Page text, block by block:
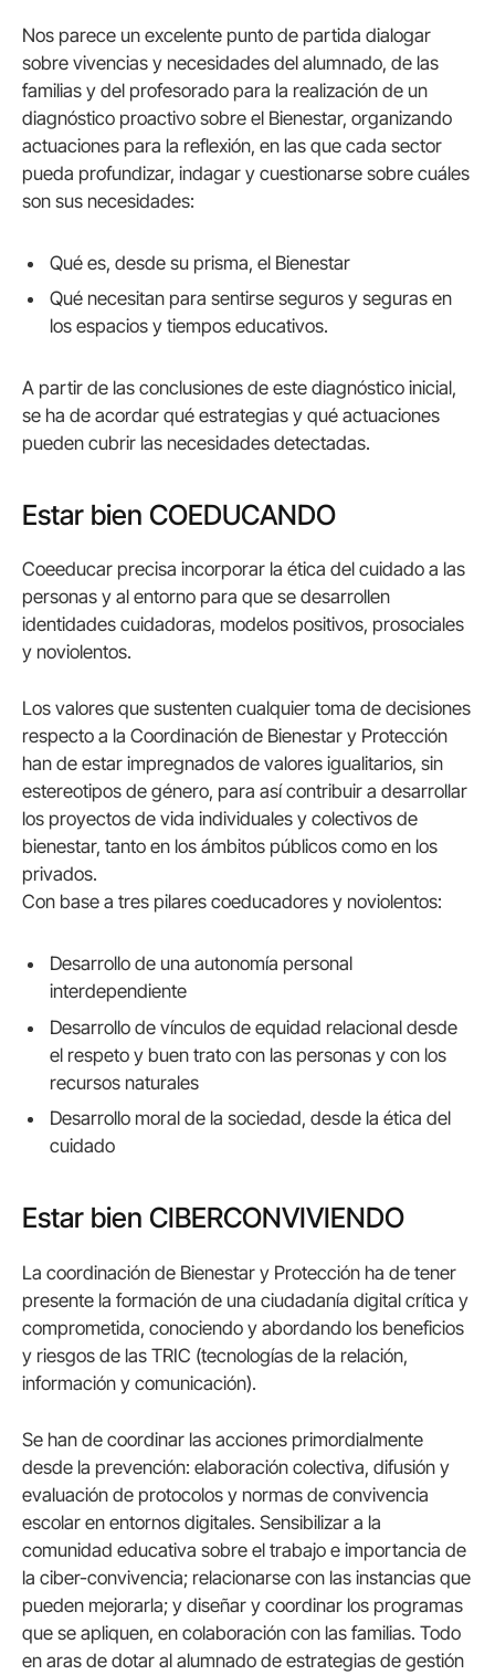
Nos parece un excelente punto de partida dialogar
sobre vivencias y necesidades del alumnado, de las
familias y del profesorado para la realización de un
diagnóstico proactivo sobre el Bienestar, organizando
actuaciones para la reflexión, en las que cada sector
pueda profundizar, indagar y cuestionarse sobre cuáles
son sus necesidades:
Qué es, desde su prisma, el Bienestar
Qué necesitan para sentirse seguros y seguras en
los espacios y tiempos educativos.
A partir de las conclusiones de este diagnóstico inicial,
se ha de acordar qué estrategias y qué actuaciones
pueden cubrir las necesidades detectadas.
Estar bien COEDUCANDO
Coeeducar precisa incorporar la ética del cuidado a las
personas y al entorno para que se desarrollen
identidades cuidadoras, modelos positivos, prosociales
y noviolentos.
Los valores que sustenten cualquier toma de decisiones
respecto a la Coordinación de Bienestar y Protección
han de estar impregnados de valores igualitarios, sin
estereotipos de género, para así contribuir a desarrollar
los proyectos de vida individuales y colectivos de
bienestar, tanto en los ámbitos públicos como en los
privados.
Con base a tres pilares coeducadores y noviolentos:
Desarrollo de una autonomía personal
interdependiente
Desarrollo de vínculos de equidad relacional desde
el respeto y buen trato con las personas y con los
recursos naturales
Desarrollo moral de la sociedad, desde la ética del
cuidado
Estar bien CIBERCONVIVIENDO
La coordinación de Bienestar y Protección ha de tener
presente la formación de una ciudadanía digital crítica y
comprometida, conociendo y abordando los beneficios
y riesgos de las TRIC (tecnologías de la relación,
información y comunicación).
Se han de coordinar las acciones primordialmente
desde la prevención: elaboración colectiva, difusión y
evaluación de protocolos y normas de convivencia
escolar en entornos digitales. Sensibilizar a la
comunidad educativa sobre el trabajo e importancia de
la ciber-convivencia; relacionarse con las instancias que
pueden mejorarla; y diseñar y coordinar los programas
que se apliquen, en colaboración con las familias. Todo
en aras de dotar al alumnado de estrategias de gestión